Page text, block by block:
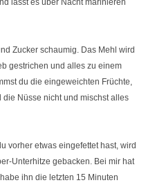
lässt es über Nacht marinieren
Zucker schaumig. Das Mehl wird
gestrichen und alles zu einem
du die eingeweichten Früchte,
Nüsse nicht und mischst alles
vorher etwas eingefettet hast, wird
Unterhitze gebacken. Bei mir hat
ihn die letzten 15 Minuten